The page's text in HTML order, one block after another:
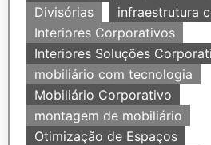
Divisórias
infraestrutura
Interiores Corporativos
Interiores Soluções
mobiliário com tecnologia
Mobiliário Corporativo
montagem de mobiliário
Otimização de Espaços